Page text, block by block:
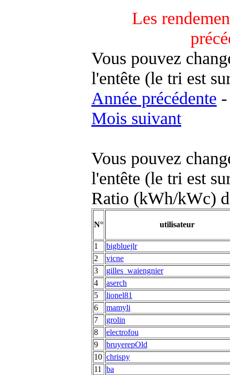
Les
Vous pouvez
l'entête (le tri est
Année précédente -
Mois suivant
Vous pouvez
l'entête (le tri est
Ratio (kWh/kWc)
N° utilisateur
1
bigbluejlr
2
vicne
3
gilles_waiengnier
4
aserch
5
lionel81
6
mamyli
7
grolin
8
electrofou
9
bruyerepOld
10 chrispy
11
ba